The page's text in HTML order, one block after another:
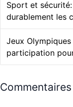
Sport et
durablement les
Jeux
participation
Commentaires